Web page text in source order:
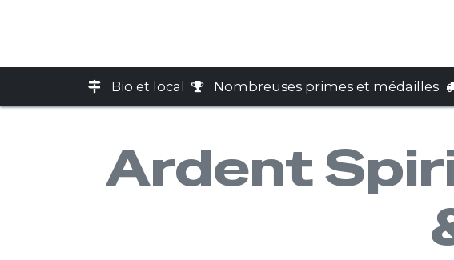
Bio et local Nombreuses primes et médailles
Ardent